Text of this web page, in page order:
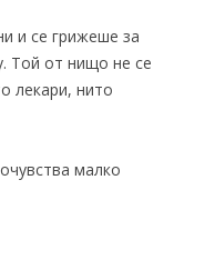
и се грижеше за
Той от нищо не се
лекари, нито
малко